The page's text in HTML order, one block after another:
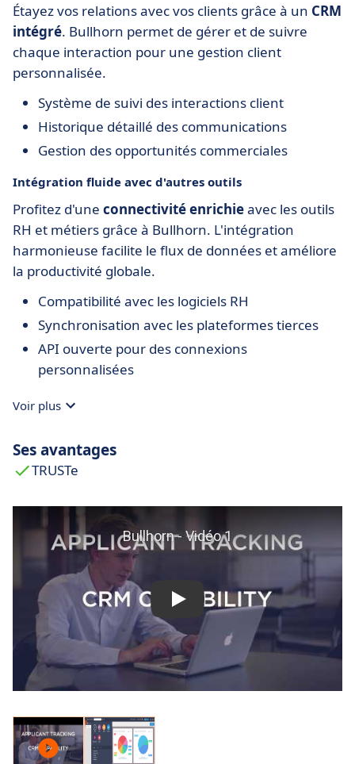
Étayez vos relations avec vos clients grâce à un CRM
intégré. Bullhorn permet de gérer et de suivre
chaque interaction pour une gestion client
personnalisée.
Système de suivi des interactions client
Historique détaillé des communications
Gestion des opportunités commerciales
Intégration fluide avec d'autres outils
Profitez d'une connectivité enrichieavec les outils
RH et métiers grâce à Bullhorn. L'intégration
harmonieuse facilite le flux de données et améliore
la productivité globale.
Compatibilité avec les logiciels RH
Synchronisation avec les plateformes tierces
API ouverte pour des connexions
personnalisées
Voir plus
Ses avantages
TRUSTe